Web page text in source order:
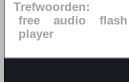
Trefwoorden:
free
audio flash
player